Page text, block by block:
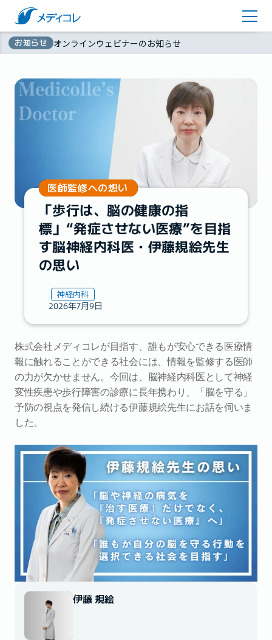
お知らせ オンラインウェビナーのお知らせ
お問い合わせ
無
料 資料ダウンロード
医師監修への想い
「歩行は、脳の健康の指
標」“発症させない医療”を目指
す脳神経内科医・伊藤規絵先生
の思い
神経内科
2026年7月9日
株式会社メディコレが目指す、誰もが安心できる医療情
報に触れることができる社会には、情報を監修する医師
の力が欠かせません。今回は、脳神経内科医として神経
変性疾患や歩行障害の診療に長年携わり、「脳を守る」
予防の視点を発信し続ける伊藤規絵先生にお話を伺いま
した。
伊藤 規絵